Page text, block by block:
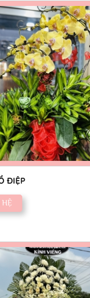
ĐIỆP
HỆ